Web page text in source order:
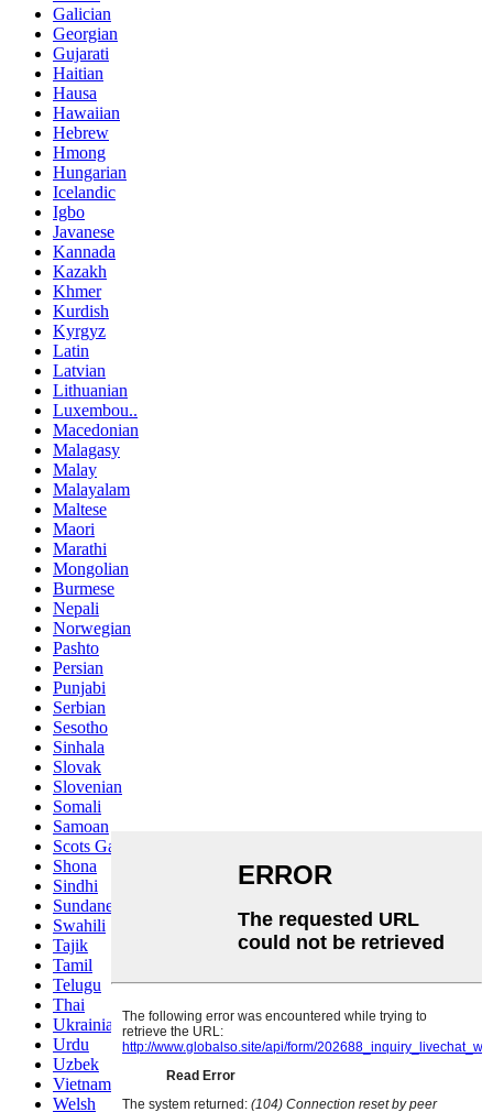
Galician
Georgian
Gujarati
Haitian
Hausa
Hawaiian
Hebrew
Hmong
Hungarian
Icelandic
Igbo
Javanese
Kannada
Kazakh
Khmer
Kurdish
Kyrgyz
Latin
Latvian
Lithuanian
Luxembou..
Macedonian
Malagasy
Malay
Malayalam
Maltese
Maori
Marathi
Mongolian
Burmese
Nepali
Norwegian
Pashto
Persian
Punjabi
Serbian
Sesotho
Sinhala
Slovak
Slovenian
Somali
Samoan
Scots Gaelic
Shona
Sindhi
Sundanese
Swahili
Tajik
Tamil
Telugu
Thai
Ukrainian
Urdu
Uzbek
Vietnamese
Welsh